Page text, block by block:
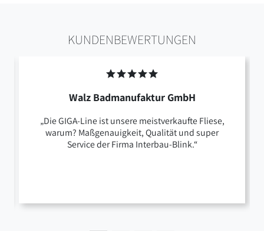
KUNDENBEWERTUNGEN
Walz Badmanufaktur GmbH
„Die GIGA-Line ist unsere meistverkaufte Fliese,
warum? Maßgenauigkeit, Qualität und super
Service der Firma Interbau-Blink.“